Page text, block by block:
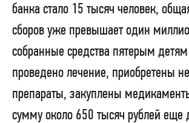
банка стало 15 тысяч человек,
сборов уже превышает один
собранные средства пятерым
проведено лечение, приобретены
препараты, закуплены
сумму около 650 тысяч рублей еще